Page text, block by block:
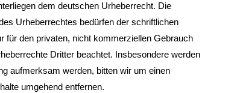
dem deutschen Urheberrecht. Die
Urheberrechtes bedürfen der schriftlichen
für den privaten, nicht kommerziellen Gebrauch
Dritter beachtet. Insbesondere werden
aufmerksam werden, bitten wir um einen
umgehend entfernen.